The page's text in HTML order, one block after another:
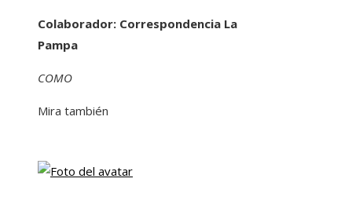
Colaborador: Correspondencia La
Pampa
COMO
Mira también